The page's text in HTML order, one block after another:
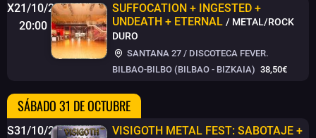
X21/10/26
20:00
SUFFOCATION + INGESTED +
UNDEATH + ETERNAL / METAL/ROCK
DURO
SANTANA 27 / DISCOTECA FEVER.
BILBAO-BILBO (BILBAO - BIZKAIA) 38,50€
SÁBADO 31 DE OCTUBRE
S31/10/26
VISIGOTH METAL FEST: SABOTAJE +